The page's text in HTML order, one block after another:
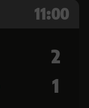
11:00
2
1